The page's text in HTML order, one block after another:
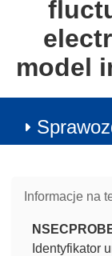
model
Informacje na
Identyfikator